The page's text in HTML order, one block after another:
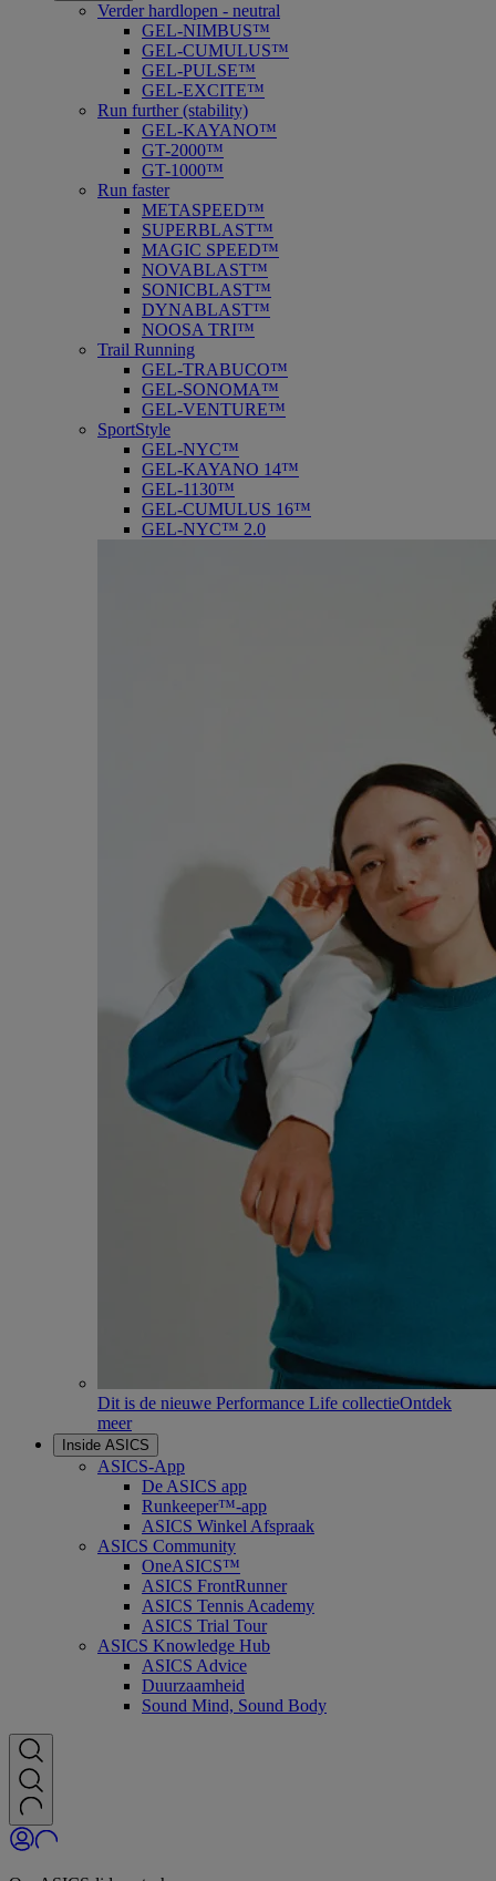
Verder hardlopen - neutral
GEL-NIMBUS™
GEL-CUMULUS™
GEL-PULSE™
GEL-EXCITE™
Run further (stability)
GEL-KAYANO™
GT-2000™
GT-1000™
Run faster
METASPEED™
SUPERBLAST™
MAGIC SPEED™
NOVABLAST™
SONICBLAST™
DYNABLAST™
NOOSA TRI™
Trail Running
GEL-TRABUCO™
GEL-SONOMA™
GEL-VENTURE™
SportStyle
GEL-NYC™
GEL-KAYANO 14™
GEL-1130™
GEL-CUMULUS 16™
GEL-NYC™ 2.0
Dit is de nieuwe Performance Life collectieOntdek
meer
Inside ASICS
ASICS-App
De ASICS app
Runkeeper™-app
ASICS Winkel Afspraak
ASICS Community
OneASICS™
ASICS FrontRunner
ASICS Tennis Academy
ASICS Trial Tour
ASICS Knowledge Hub
ASICS Advice
Duurzaamheid
Sound Mind, Sound Body